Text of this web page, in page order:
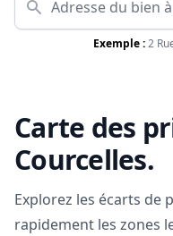
Exemple :2
Carte des
Courcelles.
Explorez les écarts de
rapidement les zones